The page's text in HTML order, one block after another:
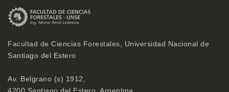
Facultad de Ciencias Forestales, Universidad Nacional de
Santiago del Estero
Av. Belgrano (s) 1912,